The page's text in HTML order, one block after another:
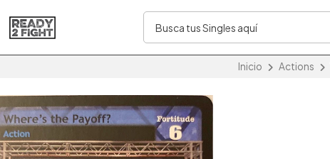
Inicio Actions